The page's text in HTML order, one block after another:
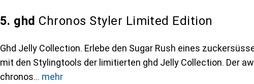
5. ghd Chronos Styler Limited Edition
Ghd Jelly Collection. Erlebe den Sugar Rush eines
mit den Stylingtools der limitierten ghd Jelly Collection. Der
chronos
mehr